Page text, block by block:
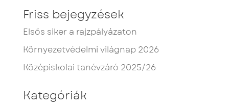
Friss bejegyzések
Elsős siker a rajzpályázaton
Környezetvédelmi világnap 2026
Középiskolai tanévzáró 2025/26
Kategóriák